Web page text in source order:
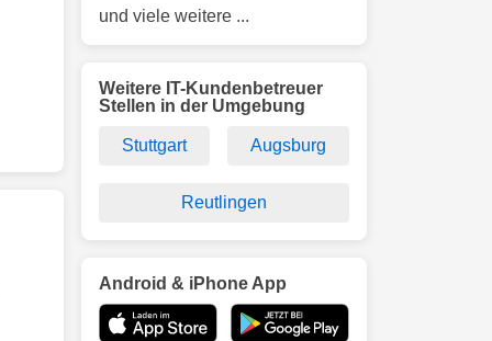
und viele weitere ...
Weitere IT-Kundenbetreuer
Stellen in der Umgebung
Stuttgart Augsburg
Reutlingen
Android & iPhone App